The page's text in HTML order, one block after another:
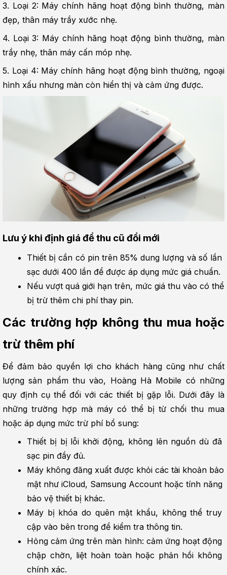
3. Loại 2: Máy chính hãng hoạt động bình thường, màn
đẹp, thân máy trầy xước nhẹ.
4. Loại 3: Máy chính hãng hoạt động bình thường, màn
trầy nhẹ, thân máy cấn móp nhẹ.
5. Loại 4: Máy chính hãng hoạt động bình thường, ngoại
hình xấu nhưng màn còn hiển thị và cảm ứng được.
Lưu ý khi định giá để thu cũ đổi mới
Thiết bị cần có pin trên 85% dung lượng và số lần
sạc dưới 400 lần để được áp dụng mức giá chuẩn.
Nếu vượt quá giới hạn trên, mức giá thu vào có thể
bị trừ thêm chi phí thay pin.
Các trường hợp không thu mua hoặc
trừ thêm phí
Để đảm bảo quyền lợi cho khách hàng cũng như chất
lượng sản phẩm thu vào, Hoàng Hà Mobile có những
quy định cụ thể đối với các thiết bị gặp lỗi. Dưới đây là
những trường hợp mà máy có thể bị từ chối thu mua
hoặc áp dụng mức trừ phí bổ sung:
Thiết bị bị lỗi khởi động, không lên nguồn dù đã
sạc pin đầy đủ.
Máy không đăng xuất được khỏi các tài khoản bảo
mật như iCloud, Samsung Account hoặc tính năng
bảo vệ thiết bị khác.
Máy bị khóa do quên mật khẩu, không thể truy
cập vào bên trong để kiểm tra thông tin.
Hỏng cảm ứng trên màn hình: cảm ứng hoạt động
chập chờn, liệt hoàn toàn hoặc phản hồi không
chính xác.